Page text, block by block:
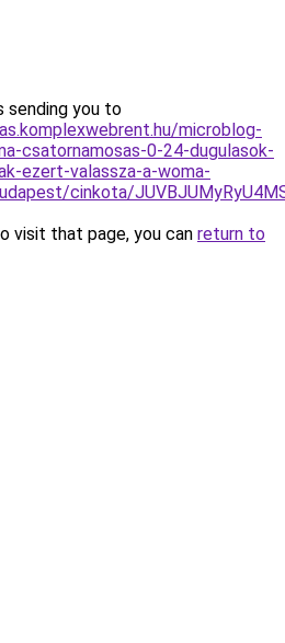
sending you to
microblog-
csatornamosas-0-24-dugulasok-
ezert-valassza-a-woma-
cinkota/
visit that page, you can return to